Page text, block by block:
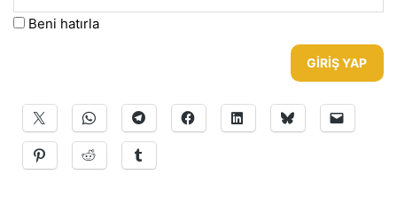
Beni hatırla
GIRIŞ YAP